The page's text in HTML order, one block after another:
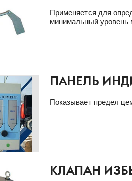
Применяется для
минимальный уровень
ПАНЕЛЬ
Показывает предел
КЛАПАН